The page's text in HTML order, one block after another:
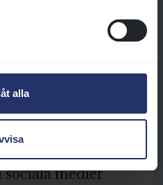
alla
största tävlingsdag
på galoppbanan Bro Park i
Läs mer
medier